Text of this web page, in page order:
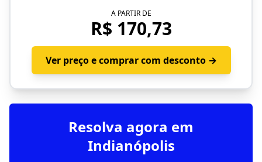
A PARTIR DE
R$ 170,73
Ver preço e comprar com desconto →
Resolva agora em
Indianópolis